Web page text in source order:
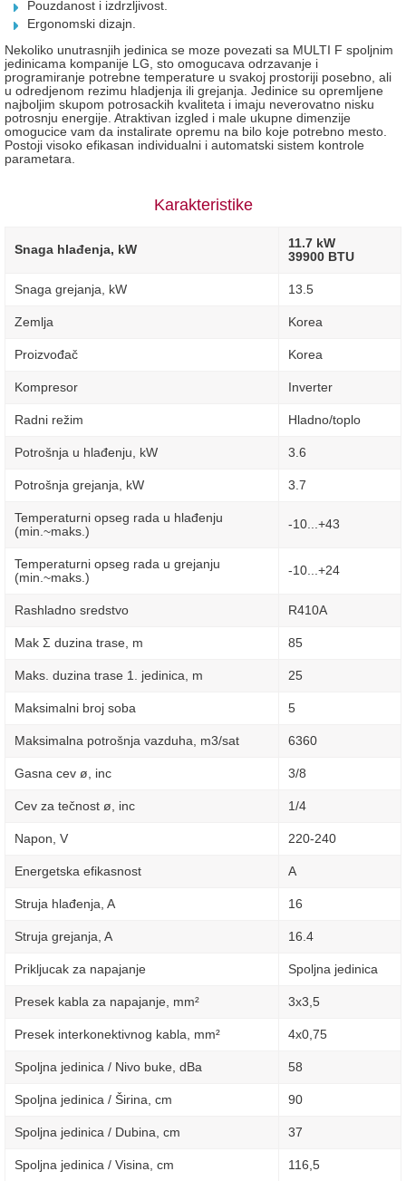
Pouzdanost i izdrzljivost.
Ergonomski dizajn.
Nekoliko unutrasnjih jedinica se moze povezati sa MULTI F spoljnim
jedinicama kompanije LG, sto omogucava odrzavanje i
programiranje potrebne temperature u svakoj prostoriji posebno, ali
u odredjenom rezimu hladjenja ili grejanja. Jedinice su opremljene
najboljim skupom potrosackih kvaliteta i imaju neverovatno nisku
potrosnju energije. Atraktivan izgled i male ukupne dimenzije
omogucice vam da instalirate opremu na bilo koje potrebno mesto.
Postoji visoko efikasan individualni i automatski sistem kontrole
parametara.
Karakteristike
Snaga hlađenja, kW
11.7 kW
39900 BTU
Snaga grejanja, kW 13.5
Zemlja Korea
Proizvođač Korea
Kompresor Inverter
Radni režim Hladno/toplo
Potrošnja u hlađenju, kW 3.6
Potrošnja grejanja, kW 3.7
Temperaturni opseg rada u hlađenju
(min.~maks.)
-10...+43
Temperaturni opseg rada u grejanju
(min.~maks.)
-10...+24
Rashladno sredstvo R410A
Mak Σ duzina trase, m 85
Maks. duzina trase 1. jedinica, m 25
Maksimalni broj soba 5
Maksimalna potrošnja vazduha, m3/sat 6360
Gasna cev ø, inc 3/8
Cev za tečnost ø, inc 1/4
Napon, V 220-240
Energetska efikasnost A
Struja hlađenja, A 16
Struja grejanja, A 16.4
Prikljucak za napajanje Spoljna jedinica
Presek kabla za napajanje, mm² 3х3,5
Presek interkonektivnog kabla, mm² 4х0,75
Spoljna jedinica / Nivo buke, dBa 58
Spoljna jedinica / Širina, сm 90
Spoljna jedinica / Dubina, сm 37
Spoljna jedinica / Visina, сm 116,5